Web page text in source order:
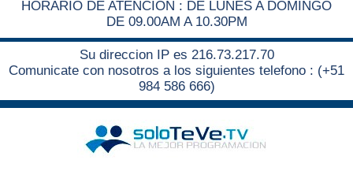
HORARIO DE ATENCION : DE LUNES A DOMINGO
DE 09.00AM A 10.30PM
Su direccion IP es 216.73.217.70
Comunicate con nosotros a los siguientes telefono : (+51
984 586 666)